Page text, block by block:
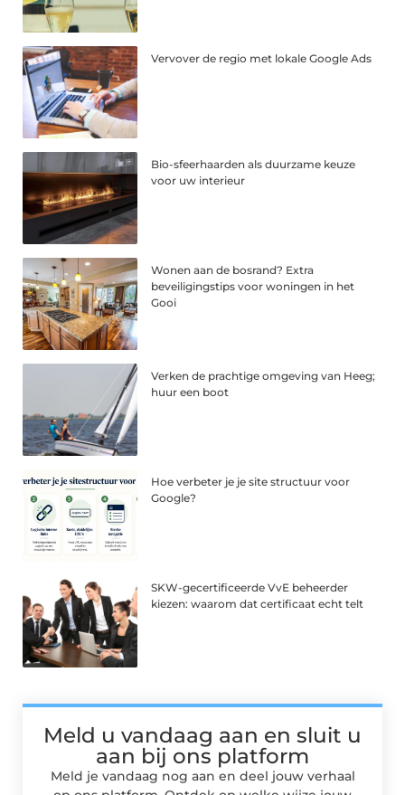
Vervover de regio met lokale Google Ads
Bio-sfeerhaarden als duurzame keuze
voor uw interieur
Wonen aan de bosrand? Extra
beveiligingstips voor woningen in het
Gooi
Verken de prachtige omgeving van Heeg;
huur een boot
Hoe verbeter je je site structuur voor
Google?
SKW-gecertificeerde VvE beheerder
kiezen: waarom dat certificaat echt telt
Meld u vandaag aan en sluit u
aan bij ons platform
Meld je vandaag nog aan en deel jouw verhaal